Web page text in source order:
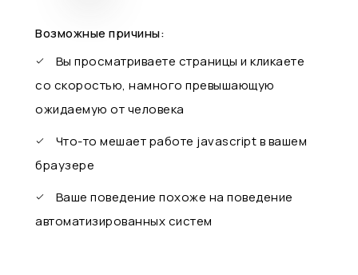
Возможные причины:
Вы просматриваете страницы и кликаете
со скоростью, намного превышающую
ожидаемую от человека
Что-то мешает работе javascript в вашем
браузере
Ваше поведение похоже на поведение
автоматизированных систем